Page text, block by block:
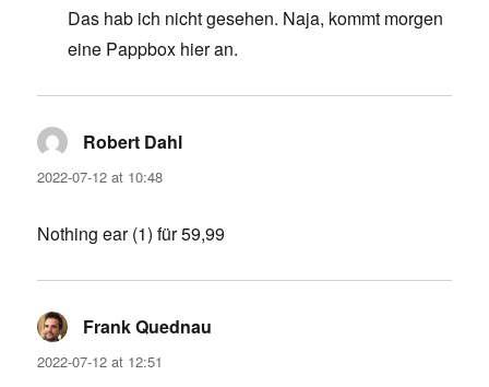
Das hab ich nicht gesehen. Naja, kommt morgen
eine Pappbox hier an.
Robert Dahl
2022-07-12 at 10:48
Nothing ear (1) für 59,99
Frank Quednau
2022-07-12 at 12:51